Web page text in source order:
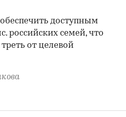
доступным
российских семей, что
от целевой